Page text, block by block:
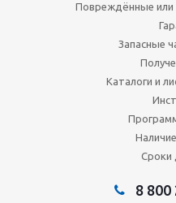
Повреждённые
Запасные
Каталоги и
Сроки
8 800